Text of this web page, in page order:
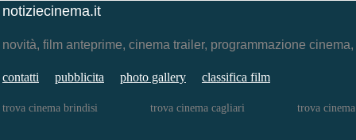
notiziecinema.it
novità, film anteprime, cinema trailer, programmazione
contatti pubblicita photo gallery classifica film
trova cinema brindisi trova cinema cagliari trova